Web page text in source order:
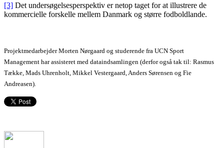
[3] Det undersøgelsesperspektiv er netop taget for at illustrere de
kommercielle forskelle mellem Danmark og større fodboldlande.
Projektmedarbejder Morten Nørgaard og studerende fra UCN Sport
Management har assisteret med dataindsamlingen (derfor også tak til: Rasmus
Tække, Mads Uhrenholt, Mikkel Vestergaard, Anders Sørensen og Fie
Andreasen).